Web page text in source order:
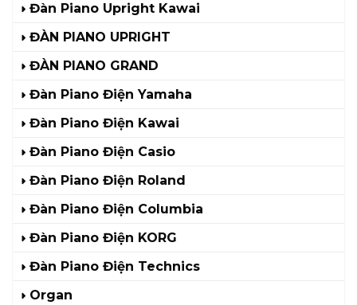
Đàn Piano Upright Kawai
ĐÀN PIANO UPRIGHT
ĐÀN PIANO GRAND
Đàn Piano Điện Yamaha
Đàn Piano Điện Kawai
Đàn Piano Điện Casio
Đàn Piano Điện Roland
Đàn Piano Điện Columbia
Đàn Piano Điện KORG
Đàn Piano Điện Technics
Organ